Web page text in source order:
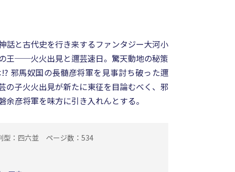
話と古代史を行き来するファンタジー大河小
王──火火出見と邇芸速日。驚天動地の秘策
邪馬奴国の長髄彦将軍を見事討ち破った邇
の子火火出見が新たに東征を目論むべく、邪
彦将軍を味方に引き入れんとする。
型：四六並
ページ数：534